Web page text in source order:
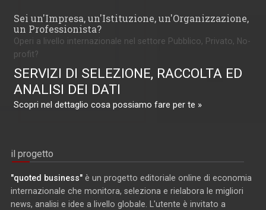
Sei un'Impresa, un'Istituzione, un'Organizzazione,
un Professionista?
Operi a livello internazionale nel settore Pubblico, Privato, No-
profit?
SERVIZI DI SELEZIONE, RACCOLTA ED
ANALISI DEI DATI
Scopri nel dettaglio cosa possiamo fare per te »
il progetto
"quoted business" è un progetto editoriale online di economia
internazionale che monitora, seleziona e rielabora le migliori
news, analisi e idee a livello globale. L'utente è invitato a